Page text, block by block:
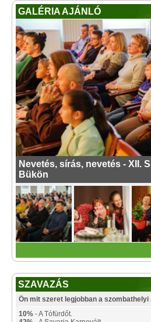
GALÉRIA AJÁNLÓ
Nevetés, sírás, nevetés - XII.
Bükön
SZAVAZÁS
Ön mit szeret legjobban a szombathelyi
10% - A Tófürdőt.